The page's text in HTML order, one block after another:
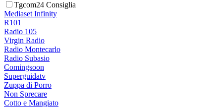
Tgcom24 Consiglia
Mediaset Infinity
R101
Radio 105
Virgin Radio
Radio Montecarlo
Radio Subasio
Comingsoon
Superguidatv
Zuppa di Porro
Non Sprecare
Cotto e Mangiato